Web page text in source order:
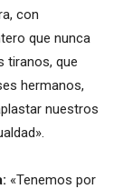
con
que nunca
tiranos, que
hermanos,
nuestros
«Tenemos por